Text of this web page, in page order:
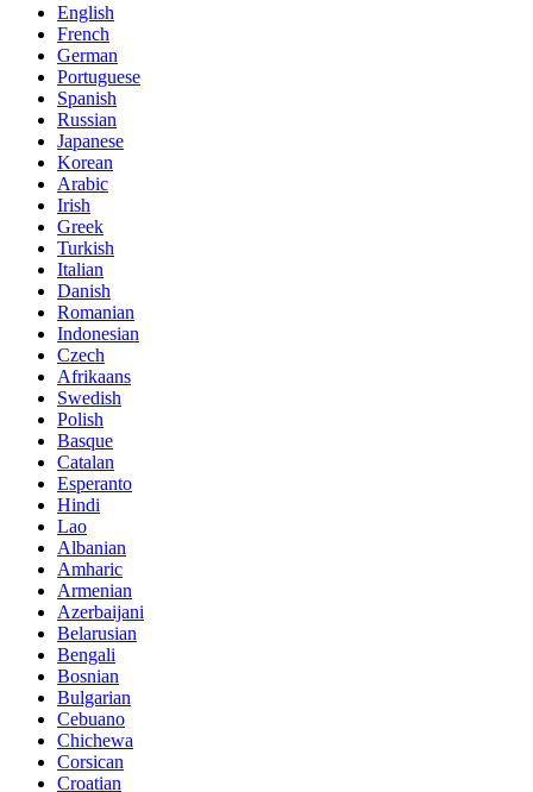
English
French
German
Portuguese
Spanish
Russian
Japanese
Korean
Arabic
Irish
Greek
Turkish
Italian
Danish
Romanian
Indonesian
Czech
Afrikaans
Swedish
Polish
Basque
Catalan
Esperanto
Hindi
Lao
Albanian
Amharic
Armenian
Azerbaijani
Belarusian
Bengali
Bosnian
Bulgarian
Cebuano
Chichewa
Corsican
Croatian